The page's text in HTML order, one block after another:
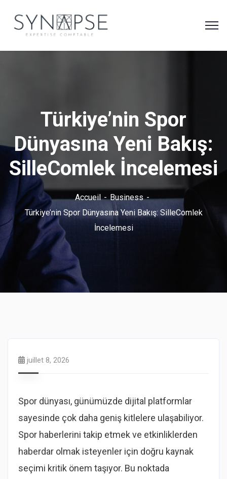
Türkiye’nin Spor
Dünyasına Yeni Bakış:
SilleComlek İncelemesi
Accueil
Business
Türkiye’nin Spor Dünyasına Yeni Bakış: SilleComlek
İncelemesi
juillet 8, 2026
Spor dünyası, günümüzde dijital platformlar
sayesinde çok daha geniş kitlelere ulaşabiliyor.
Spor haberlerini takip etmek ve etkinliklerden
haberdar olmak isteyenler için doğru kaynak
seçimi kritik önem taşıyor. Bu noktada